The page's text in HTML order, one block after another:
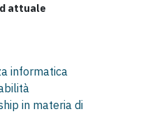
attuale
informatica
in materia di